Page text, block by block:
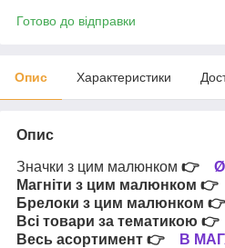
Готово до відправки
Опис Характеристики
Опис
Значки з цим малюнком 👉
Магніти з цим малюнком 👉
Брелоки з цим малюнком
Всі товари за тематикою
Весь асортимент 👉
В